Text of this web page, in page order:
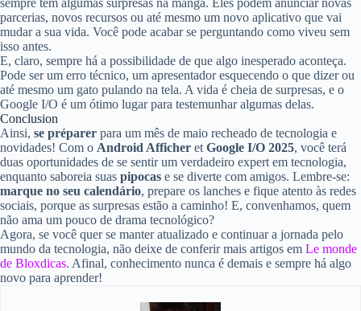
sempre tem algumas surpresas na manga. Eles podem anunciar novas
parcerias, novos recursos ou até mesmo um novo aplicativo que vai
mudar a sua vida. Você pode acabar se perguntando como viveu sem
isso antes.
E, claro, sempre há a possibilidade de que algo inesperado aconteça.
Pode ser um erro técnico, um apresentador esquecendo o que dizer ou
até mesmo um gato pulando na tela. A vida é cheia de surpresas, e o
Google I/O é um ótimo lugar para testemunhar algumas delas.
Conclusion
Ainsi, se préparer para um mês de maio recheado de tecnologia e
novidades! Com o Android Afficher et Google I/O 2025, você terá
duas oportunidades de se sentir um verdadeiro expert em tecnologia,
enquanto saboreia suas pipocas e se diverte com amigos. Lembre-se:
marque no seu calendário, prepare os lanches e fique atento às redes
sociais, porque as surpresas estão a caminho! E, convenhamos, quem
não ama um pouco de drama tecnológico?
Agora, se você quer se manter atualizado e continuar a jornada pelo
mundo da tecnologia, não deixe de conferir mais artigos em Le monde
de Bloxdicas. Afinal, conhecimento nunca é demais e sempre há algo
novo para aprender!